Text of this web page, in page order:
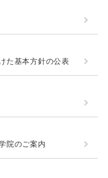
た基本方針の公表
院のご案内